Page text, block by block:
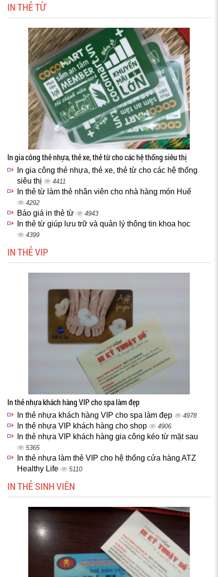
IN THẺ TỪ
In gia công thẻ nhựa, thẻ xe, thẻ từ cho các hệ thống siêu thị
In gia công thẻ nhựa, thẻ xe, thẻ từ cho các hệ thống
siêu thị
4411
In thẻ từ làm thẻ nhân viên cho nhà hàng món Huế
4292
Báo giá in thẻ từ 4943
In thẻ từ giúp lưu trữ và quản lý thông tin khoa học
4399
IN THẺ VIP
In thẻ nhựa khách hàng VIP cho spa làm đẹp
In thẻ nhựa khách hàng VIP cho spa làm đẹp 4978
In thẻ nhựa VIP khách hàng cho shop 4906
In thẻ nhựa VIP khách hàng gia công kéo từ mặt sau
5365
In thẻ nhựa làm thẻ VIP cho hệ thống cửa hàng ATZ
Healthy Life
5110
IN THẺ SINH VIÊN